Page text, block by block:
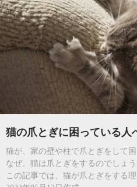
猫の爪とぎに困っている人
猫が、家の壁や柱で爪とぎをして
なぜ、猫は爪とぎをするのでしょう
この記事では、猫が爪とぎをする